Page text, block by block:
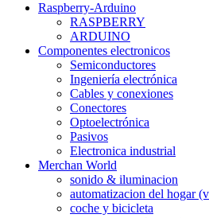
Raspberry-Arduino
RASPBERRY
ARDUINO
Componentes electronicos
Semiconductores
Ingeniería electrónica
Cables y conexiones
Conectores
Optoelectrónica
Pasivos
Electronica industrial
Merchan World
sonido & iluminacion
automatizacion del hogar
coche y bicicleta